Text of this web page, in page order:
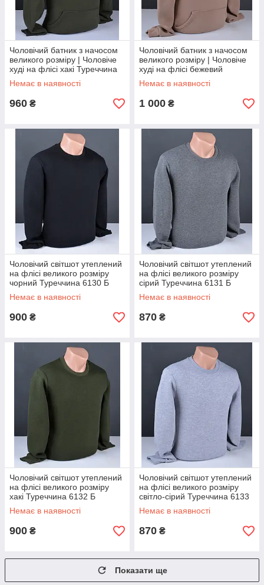
Чоловічий батник з начосом
великого розміру | Чоловіче
худі на флісі хакі Туреччина
6027 Б
Немає в наявності
960 ₴
Чоловічий батник з начосом
великого розміру | Чоловіче
худі на флісі бежевий
Туреччина 6065 Б
Немає в наявності
1 000 ₴
Чоловічий світшот утеплений
на флісі великого розміру
чорний Туреччина 6130 Б
Немає в наявності
900 ₴
Чоловічий світшот утеплений
на флісі великого розміру
сірий Туреччина 6131 Б
Немає в наявності
870 ₴
Чоловічий світшот утеплений
на флісі великого розміру
хакі Туреччина 6132 Б
Немає в наявності
900 ₴
Чоловічий світшот утеплений
на флісі великого розміру
світло-сірий Туреччина 6133
Б
Немає в наявності
870 ₴
Показати ще